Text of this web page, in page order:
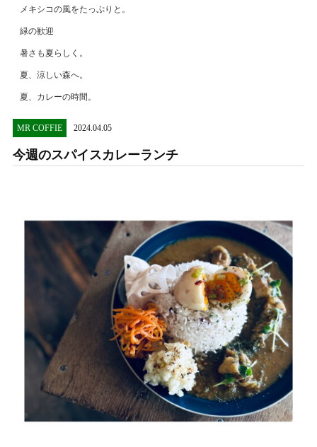
メキシコの風をたっぷりと。
緑の歓迎
暑さも夏らしく。
夏、涼しい森へ。
夏、カレーの時間。
MR COFFIE 2024.04.05
今週のスパイスカレーランチ